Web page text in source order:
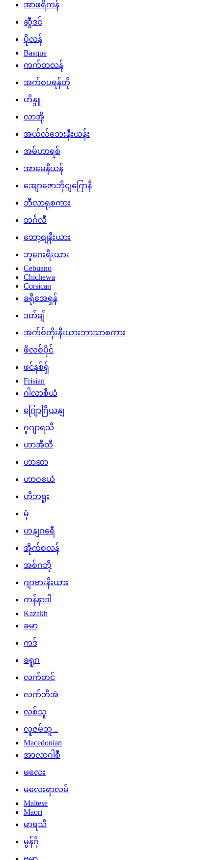
အာဖရိကန်
ဆွီဒင်
ပိုလန်
Basque
ကက်တလန်
အက်စပရန်တို
ဟိန္ဒူ
လာအို
အယ်လ်ဘေးနီးယန်း
အမ်ဟာရစ်
အာမေနီယန်
အျောဇောဘိုငျဂြောနီ
ဘီလာရုစကား
ဘင်္ဂလီ
ဘော့စျနီးယား
ဘူဂေးရီးယား
Cebuano
Chichewa
Corsican
ခရိုအေရှန်
ဒတ်ချ်
အက်စ်တိုးနီးယားဘာသာစကား
ဖိလစ်ပိုင်
ဖင်နစ်ရှ်
Frisian
ဂါလာစီယံ
ဂျြောဂြီယနျ
ဂူဂျာရသီ
ဟာအီတီ
ဟာဆာ
ဟာဝယေံ
ဟီဘရူး
မုံ
ဟနျဂရေီ
အိုက်စလန်
အစ်ဂဘို
ဂျာဗားနီးယား
ကန်နာဒါ
Kazakh
ခမာ
ကဒ်
ခရူဂ
လက်တင်
လက်ဘီအံ
လစ်သူ
လူဇမ်ဘူ ..
Macedonian
အာလာဂါစီ
မလေး
မလေးရာလမ်
Maltese
Maori
မာရသီ
မွန်ဂို